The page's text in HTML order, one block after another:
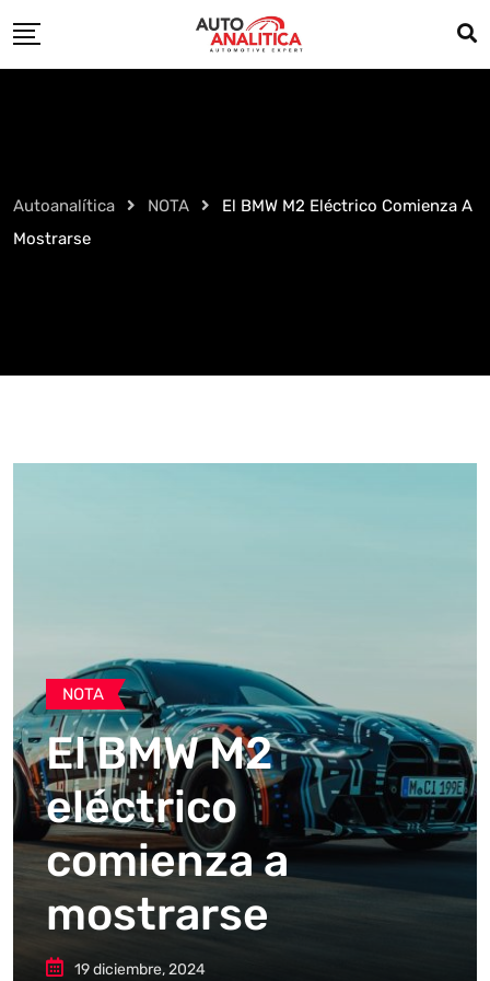
to
Autoanalítica NOTA
El BMW M2 Eléctrico Comienza A
Mostrarse
NOTA
El BMW M2
eléctrico
comienza a
mostrarse
19 diciembre, 2024